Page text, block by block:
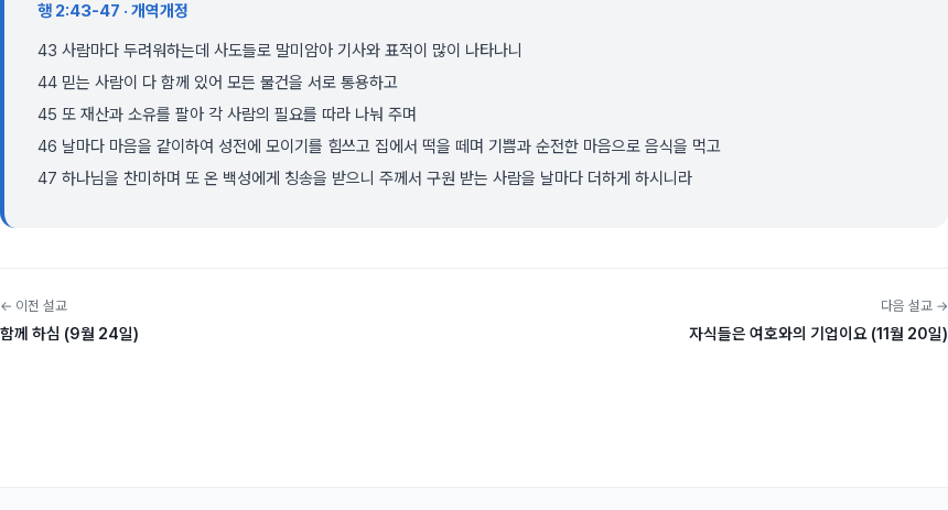
행 2:43-47 · 개역개정
43 사람마다 두려워하는데 사도들로 말미암아 기사와 표적이 많이 나타나니
44 믿는 사람이 다 함께 있어 모든 물건을 서로 통용하고
45 또 재산과 소유를 팔아 각 사람의 필요를 따라 나눠 주며
46 날마다 마음을 같이하여 성전에 모이기를 힘쓰고 집에서 떡을 떼며 기쁨과 순전한 마음으로 음식을 먹고
47 하나님을 찬미하며 또 온 백성에게 칭송을 받으니 주께서 구원 받는 사람을 날마다 더하게 하시니라
← 이전 설교
함께 하심 (9월 24일)
다음 설교 →
자식들은 여호와의 기업이요 (11월 20일)